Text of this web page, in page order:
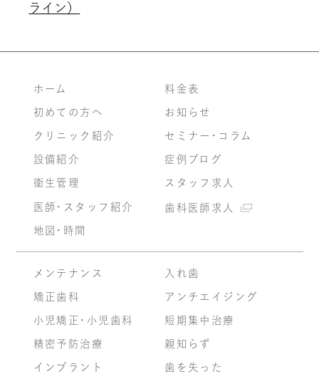
ライン）
ホーム
初めての方へ
クリニック紹介
設備紹介
衛生管理
医師・スタッフ紹介
地図・時間
料金表
お知らせ
セミナー・コラム
症例ブログ
スタッフ求人
歯科医師求人
メンテナンス
矯正歯科
小児矯正・小児歯科
精密予防治療
インプラント
入れ歯
アンチエイジング
短期集中治療
親知らず
歯を失った